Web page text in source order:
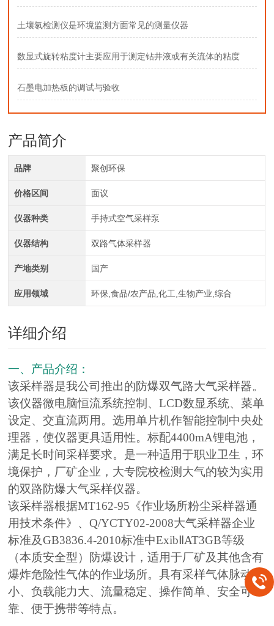
土壤氡检测仪是环境监测方面常见的测量仪器
数显式旋转粘度计主要应用于测定钻井液或有关流体的粘度
石墨电加热板的调试与验收
产品简介
品牌 聚创环保
价格区间 面议
仪器种类 手持式空气采样泵
仪器结构 双路气体采样器
产地类别 国产
应用领域 环保,食品/农产品,化工,生物产业,综合
详细介绍
一、产品介绍：
该采样器是我公司推出的防爆双气路大气采样器。
该仪器微电脑恒流系统控制、LCD数显系统、菜单
设定、交直流两用。选用单片机作智能控制中央处
理器，使仪器更具适用性。标配4400mA锂电池，
满足长时间采样要求。是一种适用于职业卫生，环
境保护，厂矿企业，大专院校检测大气的较为实用
的双路防爆大气采样仪器。
该采样器根据MT162-95《作业场所粉尘采样器通
用技术条件》、Q/YCTY02-2008大气采样器企业
标准及GB3836.4-2010标准中ExibⅡAT3GB等级
（本质安全型）防爆设计，适用于厂矿及其他含有
爆炸危险性气体的作业场所。具有采样气体脉动
小、负载能力大、流量稳定、操作简单、安全可
靠、便于携带等特点。